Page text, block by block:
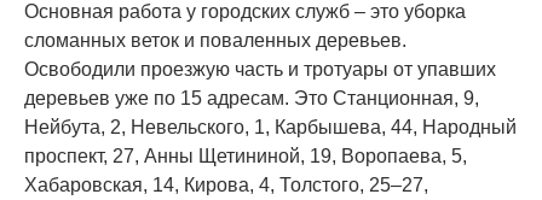
Основная работа у городских служб – это уборка
сломанных веток и поваленных деревьев.
Освободили проезжую часть и тротуары от упавших
деревьев уже по 15 адресам. Это Станционная, 9,
Нейбута, 2, Невельского, 1, Карбышева, 44, Народный
проспект, 27, Анны Щетининой, 19, Воропаева, 5,
Хабаровская, 14, Кирова, 4, Толстого, 25–27,